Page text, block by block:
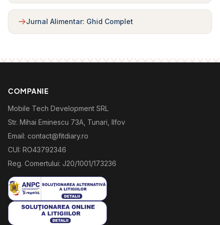
Jurnal Alimentar: Ghid Complet
COMPANIE
Mobile Tech Development SRL
Str. Mihai Eminescu 73A, Tunari, Ilfov
Email: contact@fitdiary.ro
CUI: RO43792346
Reg. Comertului: J20/1001/173236